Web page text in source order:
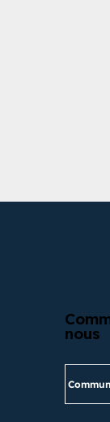
nous